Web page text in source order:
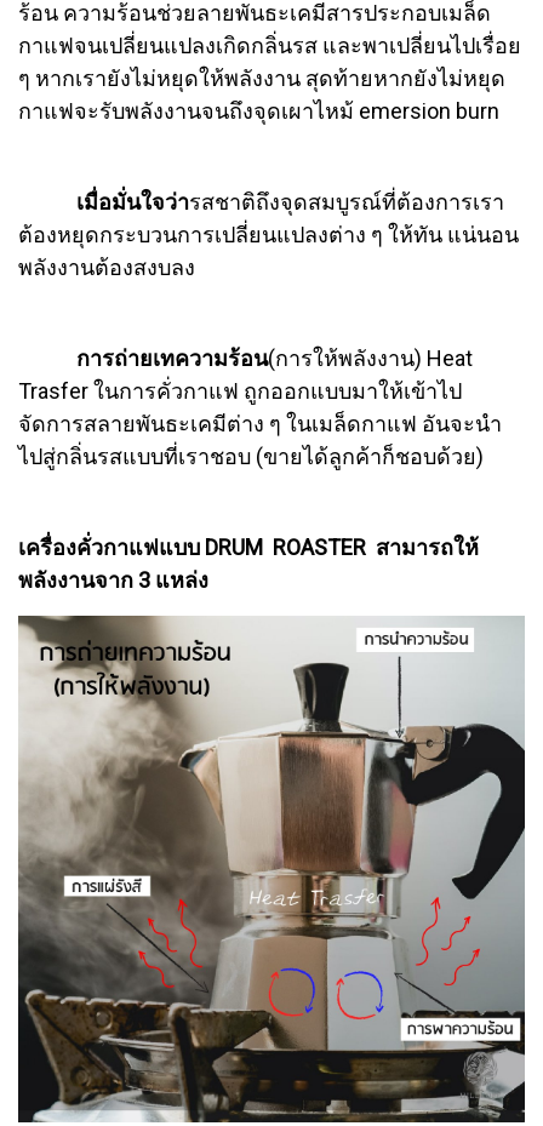
ร้อน ความร้อนช่วยลายพันธะเคมีสารประกอบเมล็ด
กาแฟจนเปลี่ยนแปลงเกิดกลิ่นรส และพาเปลี่ยนไปเรื่อย
ๆ หากเรายังไม่หยุดให้พลังงาน สุดท้ายหากยังไม่หยุด
กาแฟจะรับพลังงานจนถึงจุดเผาไหม้ emersion burn
เมื่อมั่นใจว่ารสชาติถึงจุดสมบูรณ์ที่ต้องการเรา
ต้องหยุดกระบวนการเปลี่ยนแปลงต่าง ๆ ให้ทัน แน่นอน
พลังงานต้องสงบลง
การถ่ายเทความร้อน(การให้พลังงาน) Heat
Trasfer ในการคั่วกาแฟ ถูกออกแบบมาให้เข้าไป
จัดการสลายพันธะเคมีต่าง ๆ ในเมล็ดกาแฟ อันจะนำ
ไปสู่กลิ่นรสแบบที่เราชอบ (ขายได้ลูกค้าก็ชอบด้วย)
เครื่องคั่วกาแฟแบบ DRUM ROASTER สามารถให้
พลังงานจาก 3 แหล่ง